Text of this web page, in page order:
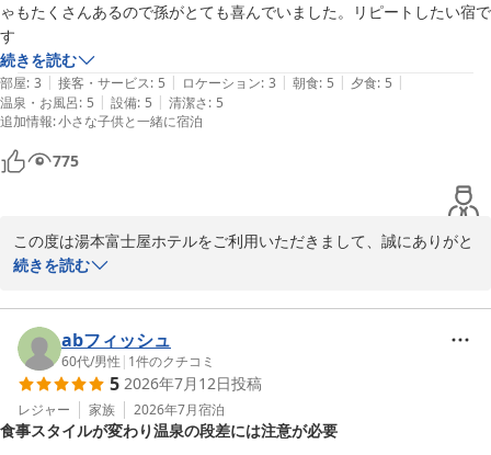
また、シングルルームの設備や温泉施設でも快適にお過ごしいただ
けたご様子で何よりでございます。
今後もすべてのお客様に感動していただけるサービスをご提供でき
ますよう、スタッフ一同邁進してまいります。
お客様のまたのご来館を、心よりお待ち申し上げております。
2026-07-03
ゃもたくさんあるので孫がとても喜んでいました。リピートしたい宿で
す
続きを読む
部屋: 3 | 接客・サービス: 5 | ロケーション: 3 | 朝食: 5 | 夕食: 5 |
温泉・お風呂: 5 | 設備: 5 | 清潔さ: 5
追加情報:小さな子供と一緒に宿泊
775
この度は湯本富士屋ホテルをご利用いただきまして、誠にありがと
うございます。
く思っております。
キッズルームにつきましても、お孫様にお喜びいただけたとのこ
と、スタッフ一同大変励みになります。
これからもお子様から大人の方まで、皆様に楽しいひとときをお過
ごしいただけるよう努めてまいりますので、ぜひまたご家族でご来
館くださいませ。
続きを読む
abフィッシュ
60代/男性 | 1件のクチコミ
5 2026年7月12日投稿
レジャー 家族 2026年7月宿泊
食事スタイルが変わり温泉の段差には注意が必要